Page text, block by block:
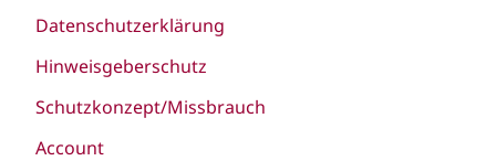
Datenschutzerklärung
Hinweisgeberschutz
Schutzkonzept/Missbrauch
Account